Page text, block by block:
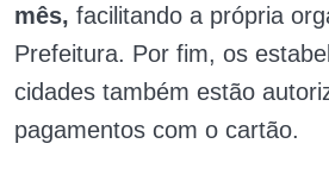
mês, facilitando a própria
Prefeitura. Por fim, os
cidades também estão
pagamentos com o cartão.